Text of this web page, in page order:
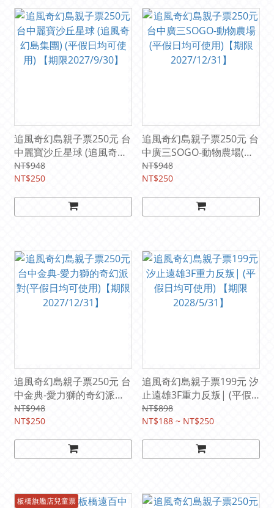
追風奇幻島親子票250元 台
中麗寶沙丘星球 (追風奇幻
島集團) (平假日均可使用)
【期限2027/9/30】
NT$948
NT$250
追風奇幻島親子票250元 台
中廣三SOGO-動物農場(平
假日均可使用)【期限
2027/12/31】
NT$948
NT$250
追風奇幻島親子票250元 台
中金典-愛力獅的奇幻派對
(平假日均可使用)【期限
2027/12/31】
NT$948
NT$250
追風奇幻島親子票199元 汐
止遠雄3F重力反叛| (平假
日均可使用) 【期限
2028/5/31】
NT$898
NT$188 ~ NT$250
板橋旗艦店兒童票